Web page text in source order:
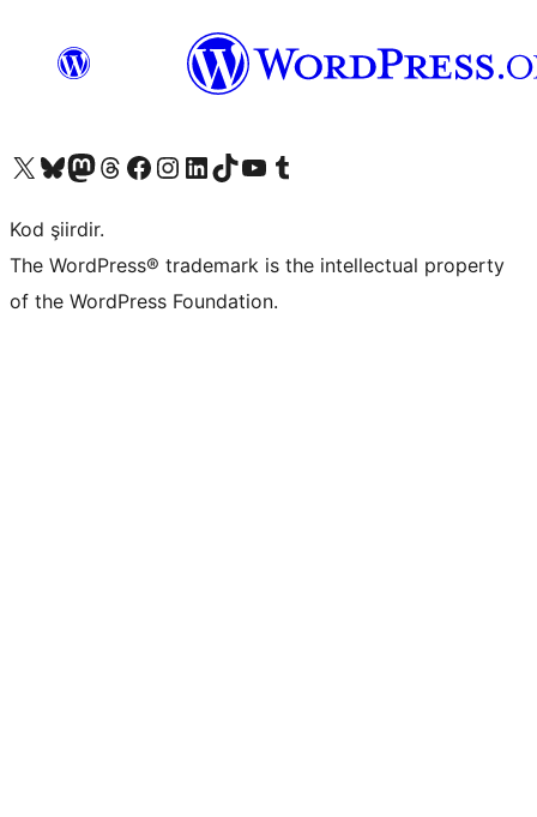
X (eski Twitter) hesabımıza bakın
Bluesky hesabımızı ziyaret edinMastodon hesabımızı ziyaret edinThreads hesabımızı ziyaret edinFacebook sayfamızı ziyaret edinInstagram hesabımızı ziyaret edinLinkedIn hesabımızı ziyaret edinTikTok hesabımızı ziyaret edinYouTube kanalımızı ziyaret edinTumblr hesabımızı ziyaret edin
Kod şiirdir.
The WordPress® trademark is the intellectual property
of the WordPress Foundation.